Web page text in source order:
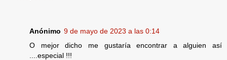
Anónimo 9 de mayo de 2023 a las 0:14
O mejor dicho me gustaría encontrar a alguien así
....especial !!!